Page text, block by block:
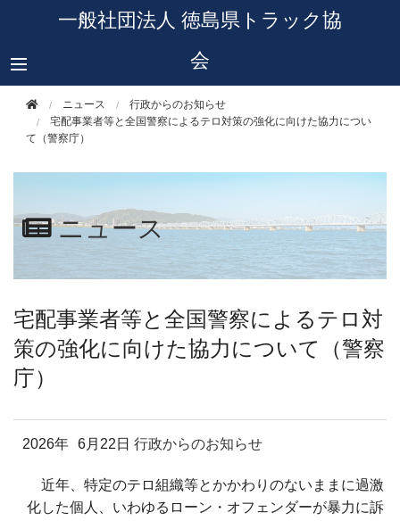
一般社団法人 徳島県トラック協
会
ニュース
行政からのお知らせ
宅配事業者等と全国警察によるテロ対策の強化に向けた協力につい
て（警察庁）
ニュース
宅配事業者等と全国警察によるテロ対
策の強化に向けた協力について（警察
庁）
2026年 6月22日 行政からのお知らせ
近年、特定のテロ組織等とかかわりのないままに過激
化した個人、いわゆるローン・オフェンダーが暴力に訴